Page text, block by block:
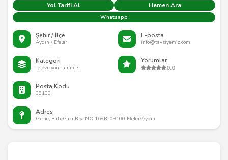
Yol Tarifi Al Hemen Ara
Whatsapp
Şehir / İlçe
Aydın / Efeler
E-posta
info@tavsiyemiz.com
Kategori
Televizyon Tamircisi
Yorumlar
0.0
Posta Kodu
09100
Adres
Girne, Batı Gazi Blv. NO:169B, 09100 Efeler/Aydın